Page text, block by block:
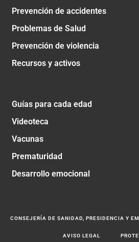
Prevención de accidentes
Problemas de Salud
Prevención de violencia
Recursos y activos
Guías para cada edad
Videoteca
Vacunas
Prematuridad
Desarrollo emocional
CONSEJERÍA DE SANIDAD, PRESIDENCIA Y
AVISO LEGAL